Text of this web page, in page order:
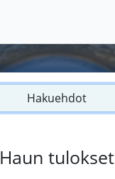
Hakuehdot
Haun tulokset